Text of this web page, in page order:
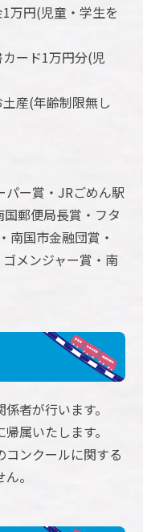
万円(児童・学生を
ード1万円分(児
産(年齢制限無し
パー賞・JRごめん駅
郵便局長賞・フタ
南国市金融団賞・
メンジャー賞・南
者が行います。
属いたします。
ンクールに関する
。